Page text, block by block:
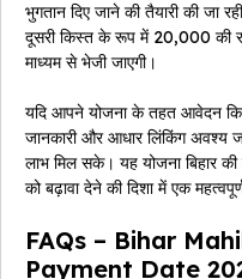
भुगतान दिए जाने की तैयारी की जा
दूसरी किस्त के रूप में ₹20,000 की
माध्यम से भेजी जाएगी।
यदि आपने योजना के तहत आवेदन
जानकारी और आधार लिंकिंग अवश्य
लाभ मिल सके। यह योजना बिहार
को बढ़ावा देने की दिशा में एक
FAQs – Bihar
Payment Date